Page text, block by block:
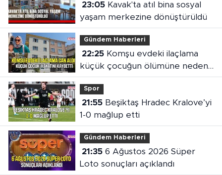
23:05Kavak'ta atıl bina sosyal
yaşam merkezine dönüştürüldü
Gündem Haberleri
22:25Komşu evdeki ilaçlama
küçük çocuğun ölümüne neden
oldu
Spor
21:55Beşiktaş Hradec Kralove’yi
1-0 mağlup etti
Gündem Haberleri
21:356 Ağustos 2026 Süper
Loto sonuçları açıklandı